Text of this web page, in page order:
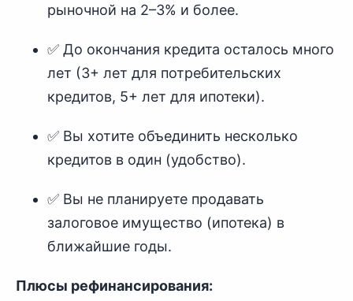
рыночной на 2–3% и более.
✅ До окончания кредита осталось много
лет (3+ лет для потребительских
кредитов, 5+ лет для ипотеки).
✅ Вы хотите объединить несколько
кредитов в один (удобство).
✅ Вы не планируете продавать
залоговое имущество (ипотека) в
ближайшие годы.
Плюсы рефинансирования: